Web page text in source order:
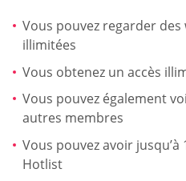
Vous pouvez regarder
illimitées
Vous obtenez un accès
Vous pouvez également
autres membres
Vous pouvez avoir
Hotlist